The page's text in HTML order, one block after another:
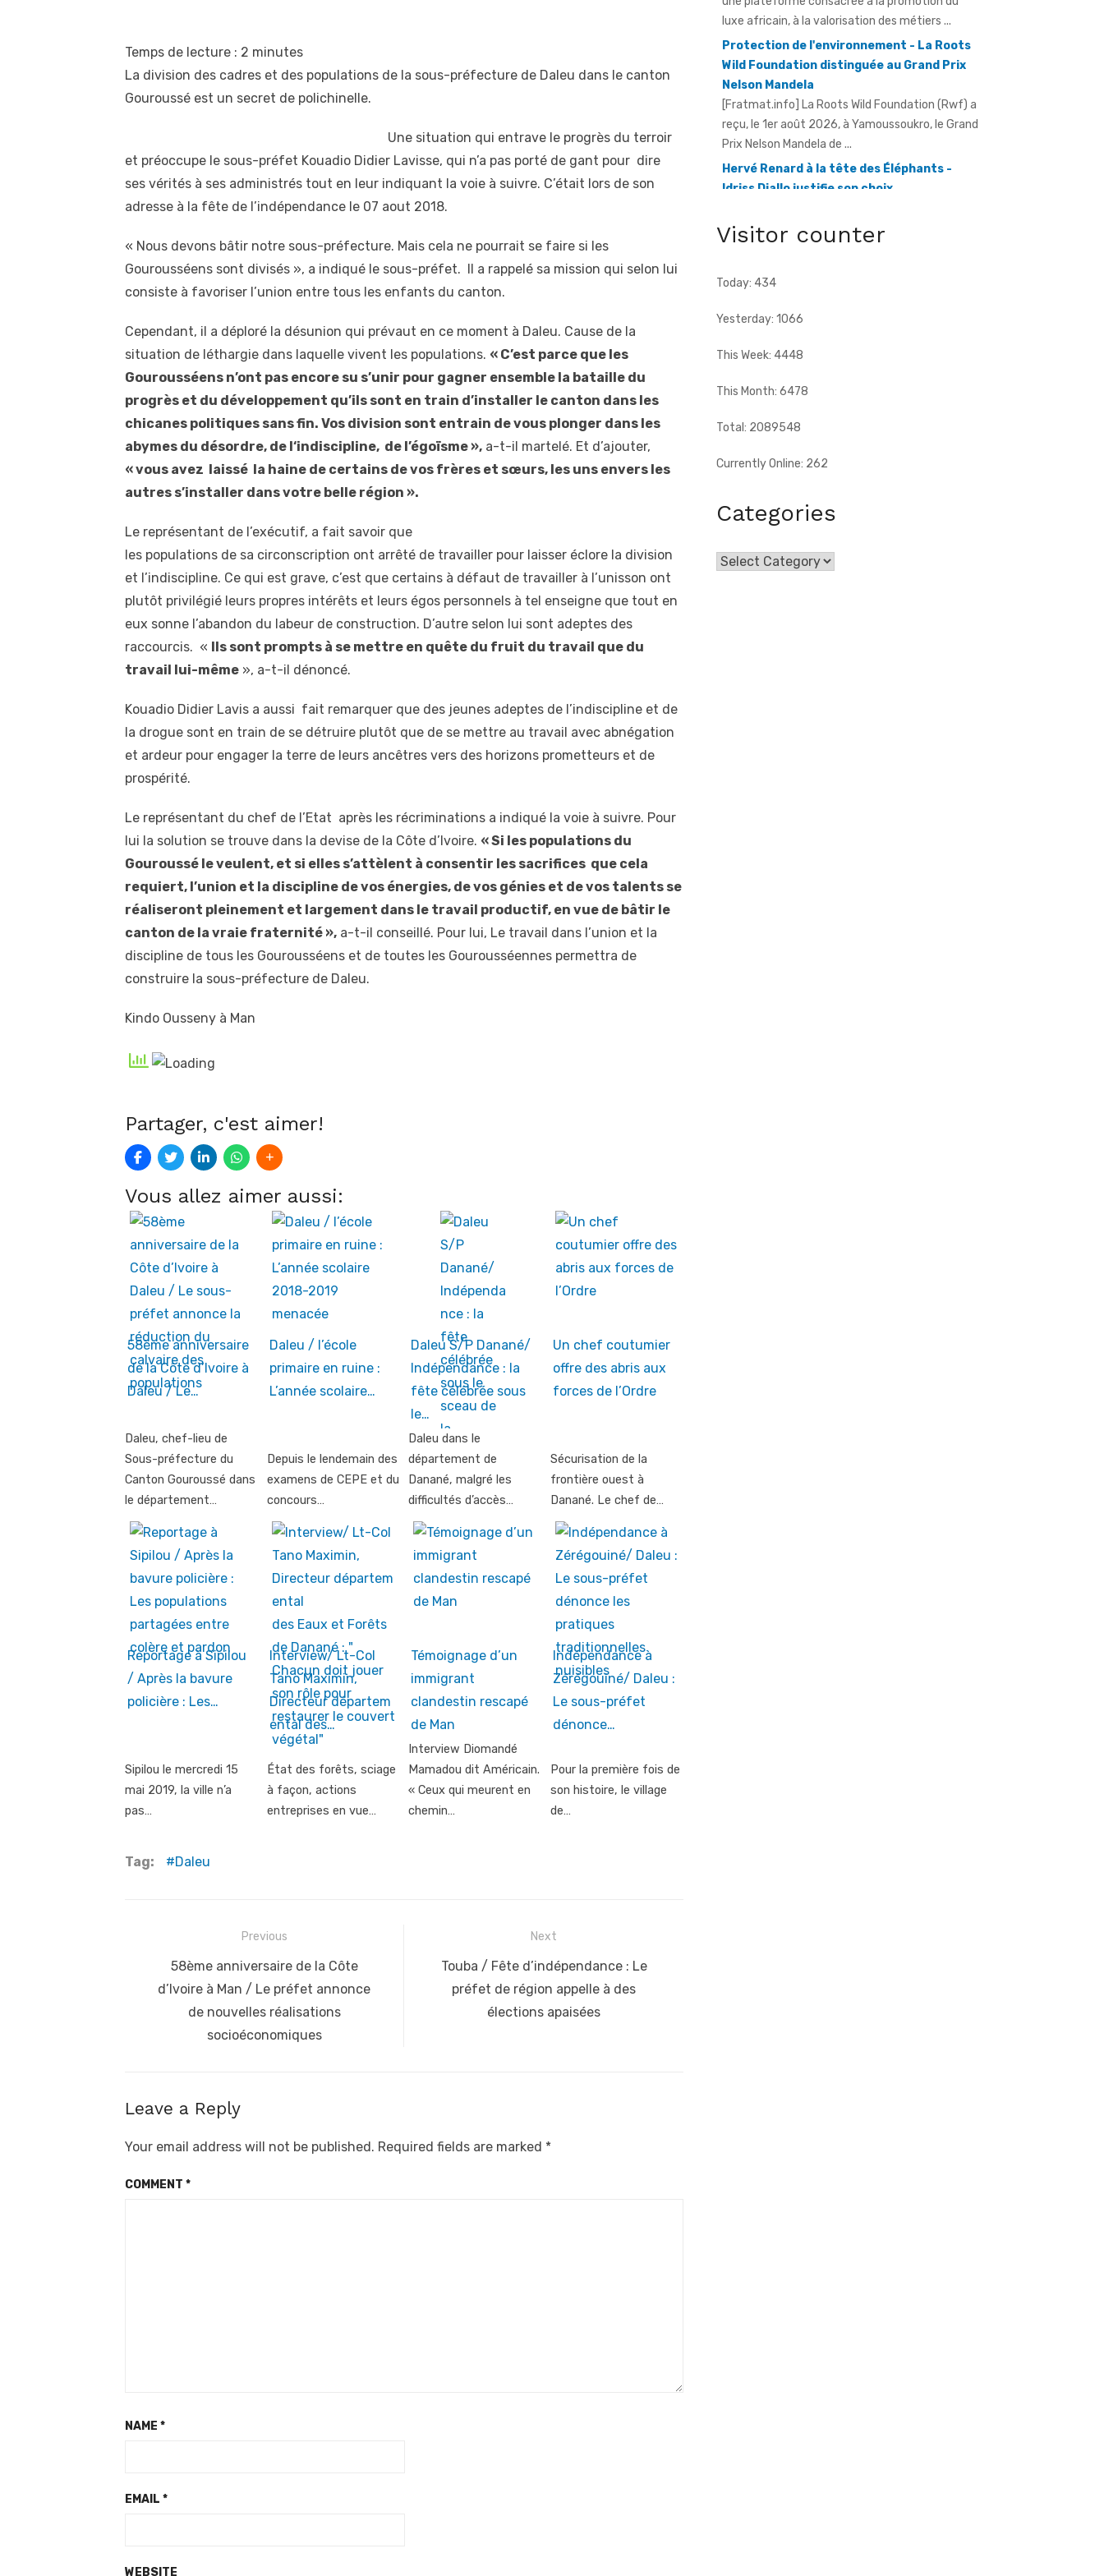
Temps de lecture : 2 minutes
La division des cadres et des populations de la sous-préfecture de Daleu dans le canton
Gouroussé est un secret de polichinelle.
Une situation qui entrave le progrès du terroir
et préoccupe le sous-préfet Kouadio Didier Lavisse, qui n’a pas porté de gant pour dire
ses vérités à ses administrés tout en leur indiquant la voie à suivre. C’était lors de son
adresse à la fête de l’indépendance le 07 aout 2018.
« Nous devons bâtir notre sous-préfecture. Mais cela ne pourrait se faire si les
Gourousséens sont divisés », a indiqué le sous-préfet. Il a rappelé sa mission qui selon lui
consiste à favoriser l’union entre tous les enfants du canton.
Cependant, il a déploré la désunion qui prévaut en ce moment à Daleu. Cause de la
situation de léthargie dans laquelle vivent les populations. « C’est parce que les
Gourousséens n’ont pas encore su s’unir pour gagner ensemble la bataille du
progrès et du développement qu’ils sont en train d’installer le canton dans les
chicanes politiques sans fin. Vos division sont entrain de vous plonger dans les
abymes du désordre, de l‘indiscipline, de l’égoïsme », a-t-il martelé. Et d’ajouter,
« vous avez laissé la haine de certains de vos frères et sœurs, les uns envers les
autres s’installer dans votre belle région ».
Le représentant de l’exécutif, a fait savoir que
les populations de sa circonscription ont arrêté de travailler pour laisser éclore la division
et l’indiscipline. Ce qui est grave, c’est que certains à défaut de travailler à l’unisson ont
plutôt privilégié leurs propres intérêts et leurs égos personnels à tel enseigne que tout en
eux sonne l’abandon du labeur de construction. D’autre selon lui sont adeptes des
raccourcis. « Ils sont prompts à se mettre en quête du fruit du travail que du
travail lui-même », a-t-il dénoncé.
Kouadio Didier Lavis a aussi fait remarquer que des jeunes adeptes de l’indiscipline et de
la drogue sont en train de se détruire plutôt que de se mettre au travail avec abnégation
et ardeur pour engager la terre de leurs ancêtres vers des horizons prometteurs et de
prospérité.
Le représentant du chef de l’Etat après les récriminations a indiqué la voie à suivre. Pour
lui la solution se trouve dans la devise de la Côte d’Ivoire. « Si les populations du
Gouroussé le veulent, et si elles s’attèlent à consentir les sacrifices que cela
requiert, l’union et la discipline de vos énergies, de vos génies et de vos talents se
réaliseront pleinement et largement dans le travail productif, en vue de bâtir le
canton de la vraie fraternité », a-t-il conseillé. Pour lui, Le travail dans l’union et la
discipline de tous les Gourousséens et de toutes les Gourousséennes permettra de
construire la sous-préfecture de Daleu.
Kindo Ousseny à Man
Partager, c'est aimer!
Vous allez aimer aussi:
58ème anniversaire
de la Côte d’Ivoire à
Daleu / Le…
Daleu, chef-lieu de
Sous-préfecture du
Canton Gouroussé dans
le département…
Daleu / l’école
primaire en ruine :
L’année scolaire…
Depuis le lendemain des
examens de CEPE et du
concours…
Daleu S/P Danané/
Indépendance : la
fête célébrée sous
le…
Daleu dans le
département de
Danané, malgré les
difficultés d’accès…
Un chef coutumier
offre des abris aux
forces de l’Ordre
Sécurisation de la
frontière ouest à
Danané. Le chef de…
Reportage à Sipilou
/ Après la bavure
policière : Les…
Sipilou le mercredi 15
mai 2019, la ville n’a
pas…
Interview/ Lt-Col
Tano Maximin,
Directeur départem
ental des…
État des forêts, sciage
à façon, actions
entreprises en vue…
Témoignage d’un
immigrant
clandestin rescapé
de Man
Interview Diomandé
Mamadou dit Américain.
« Ceux qui meurent en
chemin…
Indépendance à
Zérégouiné/ Daleu :
Le sous-préfet
dénonce…
Pour la première fois de
son histoire, le village
de…
Tag: Daleu
navigation
Previous
Previous
post:
58ème anniversaire de la Côte
d’Ivoire à Man / Le préfet annonce
de nouvelles réalisations
socioéconomiques
Next
Next
post:
Touba / Fête d’indépendance : Le
préfet de région appelle à des
élections apaisées
Leave a Reply
Your email address will not be published. Required fields are marked *
COMMENT *
NAME *
EMAIL *
WEBSITE
Wild Foundation distinguée au Grand Prix
reçu, le 1er août 2026, à Yamoussoukro, le Grand
Hervé Renard à la tête des Éléphants -
Idriss Diallo justifie son choix
[Fratmat.info] L'expérience, la connaissance du
football africain et la capacité d'adaptation du
Visitor counter
Today: 434
Yesterday: 1066
This Week: 4448
This Month: 6478
Total: 2089548
Currently Online: 262
Categories
Categories